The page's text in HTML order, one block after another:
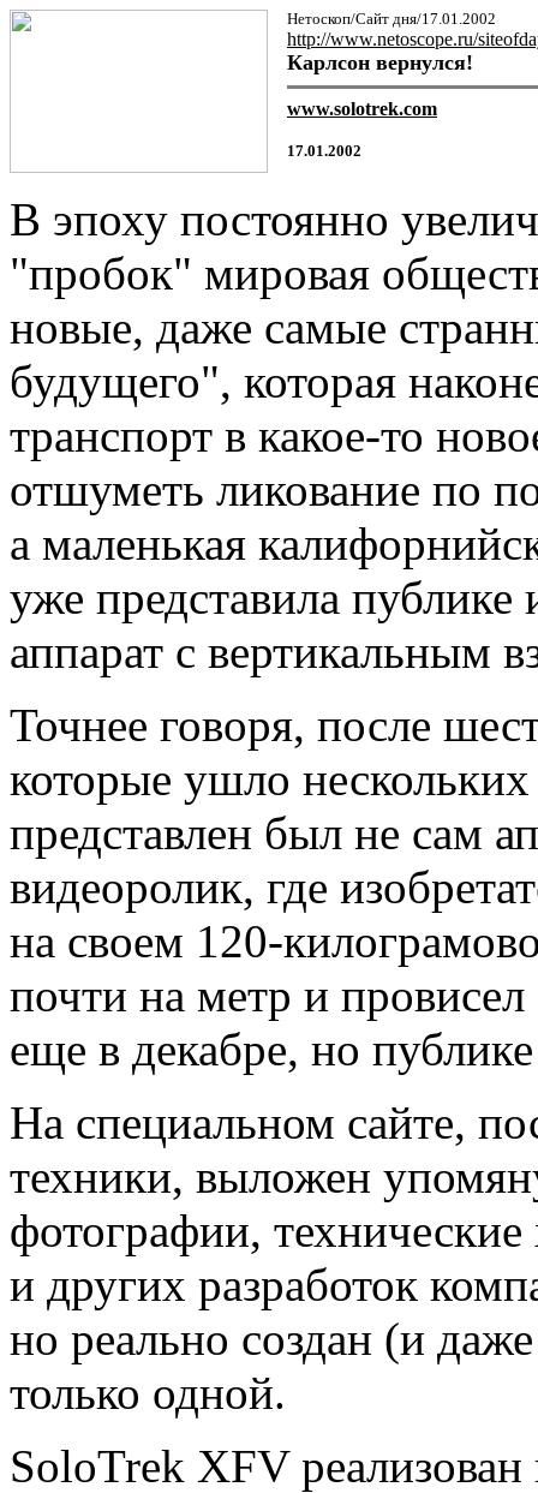
Нетоскоп/Сайт дня/17.01.2002
http://www.netoscope.ru/
Карлсон вернулся!
www.solotrek.com
17.01.2002
В эпоху постоянно
"пробок" мировая
новые, даже самые
будущего", которая
транспорт в какое-то
отшуметь ликование по
а маленькая
уже представила
аппарат с вертикальным
Точнее говоря, после
которые ушло
представлен был не сам
видеоролик, где
на своем 120-
почти на метр и
еще в декабре, но
На специальном сайте,
техники, выложен
фотографии, технические
и других разработок
но реально создан (и
только одной.
SoloTrek XFV